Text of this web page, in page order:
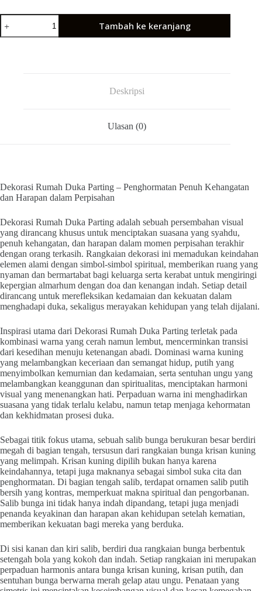
Tambah ke keranjang
Deskripsi
Ulasan (0)
Dekorasi Rumah Duka Parting – Penghormatan Penuh Kehangatan
dan Harapan dalam Perpisahan
Dekorasi Rumah Duka Parting adalah sebuah persembahan visual
yang dirancang khusus untuk menciptakan suasana yang syahdu,
penuh kehangatan, dan harapan dalam momen perpisahan terakhir
dengan orang terkasih. Rangkaian dekorasi ini memadukan keindahan
elemen alami dengan simbol-simbol spiritual, memberikan ruang yang
nyaman dan bermartabat bagi keluarga serta kerabat untuk mengiringi
kepergian almarhum dengan doa dan kenangan indah. Setiap detail
dirancang untuk merefleksikan kedamaian dan kekuatan dalam
menghadapi duka, sekaligus merayakan kehidupan yang telah dijalani.
Inspirasi utama dari Dekorasi Rumah Duka Parting terletak pada
kombinasi warna yang cerah namun lembut, mencerminkan transisi
dari kesedihan menuju ketenangan abadi. Dominasi warna kuning
yang melambangkan keceriaan dan semangat hidup, putih yang
menyimbolkan kemurnian dan kedamaian, serta sentuhan ungu yang
melambangkan keanggunan dan spiritualitas, menciptakan harmoni
visual yang menenangkan hati. Perpaduan warna ini menghadirkan
suasana yang tidak terlalu kelabu, namun tetap menjaga kehormatan
dan kekhidmatan prosesi duka.
Sebagai titik fokus utama, sebuah salib bunga berukuran besar berdiri
megah di bagian tengah, tersusun dari rangkaian bunga krisan kuning
yang melimpah. Krisan kuning dipilih bukan hanya karena
keindahannya, tetapi juga maknanya sebagai simbol suka cita dan
penghormatan. Di bagian tengah salib, terdapat ornamen salib putih
bersih yang kontras, memperkuat makna spiritual dan pengorbanan.
Salib bunga ini tidak hanya indah dipandang, tetapi juga menjadi
penanda keyakinan dan harapan akan kehidupan setelah kematian,
memberikan kekuatan bagi mereka yang berduka.
Di sisi kanan dan kiri salib, berdiri dua rangkaian bunga berbentuk
setengah bola yang kokoh dan indah. Setiap rangkaian ini merupakan
perpaduan harmonis antara bunga krisan kuning, krisan putih, dan
sentuhan bunga berwarna merah gelap atau ungu. Penataan yang